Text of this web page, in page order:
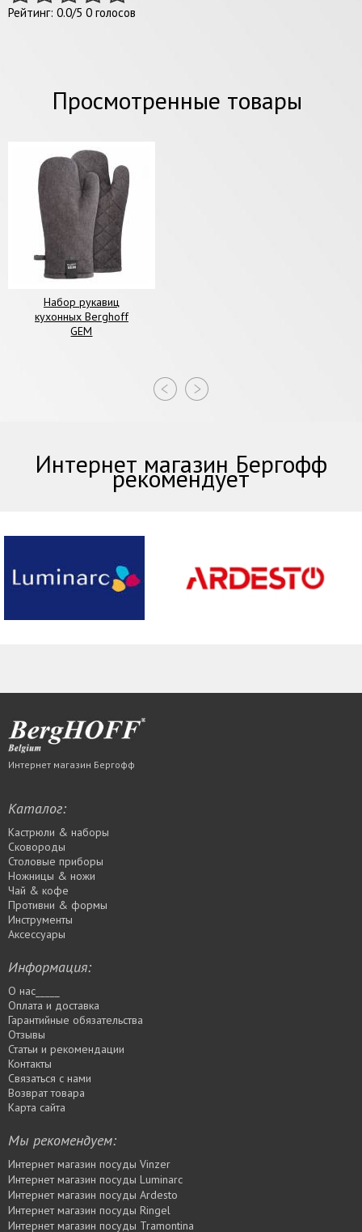
Рейтинг: 0.0/5 0 голосов
Просмотренные товары
Набор рукавиц
кухонных Berghoff
GEM
Интернет магазин Бергофф
рекомендует
Интернет магазин Бергофф
Каталог:
Кастрюли & наборы
Сковороды
Столовые приборы
Ножницы & ножи
Чай & кофе
Противни & формы
Инструменты
Аксессуары
Информация:
О нас_____
Оплата и доставка
Гарантийные обязательства
Отзывы
Статьи и рекомендации
Контакты
Связаться с нами
Возврат товара
Карта сайта
Мы рекомендуем:
Интернет магазин посуды Vinzer
Интернет магазин посуды Luminarc
Интернет магазин посуды Ardesto
Интернет магазин посуды Rіngel
Интернет магазин посуды Tramontina